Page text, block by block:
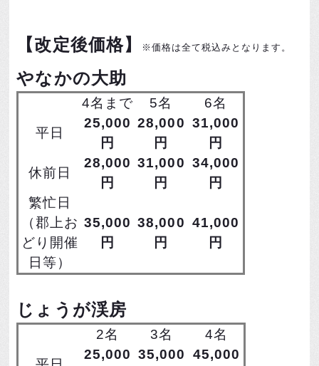
【改定後価格】 ※価格は全て税込みとなります。
やなかの大助
4名まで 5名
6名
平日
25,000
円
28,000
円
31,000
円
休前日
28,000
円
31,000
円
34,000
円
繁忙日
（郡上お
どり開催
日等）
35,000
円
38,000
円
41,000
円
じょうが渓房
2名 3名
4名
25,000 35,000
45,000